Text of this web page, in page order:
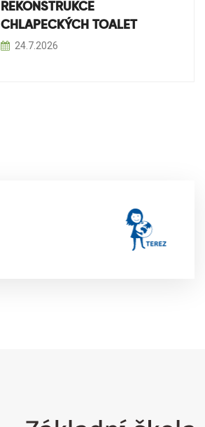
REKONSTRUKCE
CHLAPECKÝCH TOALET
24.7.2026